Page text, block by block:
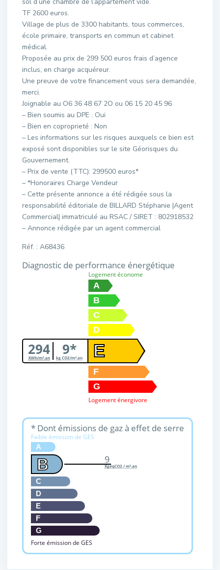
TF 2600 euros.
Village de plus de 3300 habitants, tous commerces,
école primaire, transports en commun et cabinet
médical.
Proposée au prix de 299 500 euros frais d’agence
inclus, en charge acquéreur.
Une preuve de votre financement vous sera demandée,
merci.
Joignable au O6 36 48 67 2O ou 06 15 20 45 96
– Bien soumis au DPE : Oui
– Bien en coproprieté : Non
– Les informations sur les risques auxquels ce bien est
exposé sont disponibles sur le site Géorisques du
Gouvernement.
– Prix de vente (TTC): 299500 euros*
– *Honoraires Charge Vendeur
– Cette présente annonce a été rédigée sous la
responsabilité éditoriale de BILLARD Stéphanie |Agent
Commercial| immatriculé au RSAC / SIRET : 802918532
– Annonce rédigée par un agent commercial
Réf. : A68436
Diagnostic de performance énergétique
294
KWh/m².an 9*
kg CO2/m².an
Logement économe
A
B
C
D
E
F
G
Logement énergivore
* Dont émissions de gaz à effet de serre
Faible émission de GES
A
B
C
D
E
F
G
Forte émission de GES
9
KgéqCO2 / m².an